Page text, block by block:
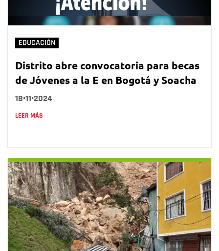
EDUCACIÓN
Distrito abre convocatoria para becas
de Jóvenes a la E en Bogotá y Soacha
18•11•2024
LEER MÁS